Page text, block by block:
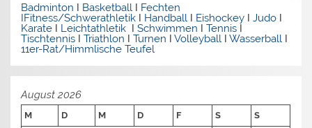
Badminton Basketball
Fechten
Fitness/Schwerathletik Handball Eishockey IJudo
Karate
Leichtathletik ISchwimmen ITennis
Tischtennis
ITriathlon ITurnen IVolleyball IWasserball
11er-Rat/Himmlische Teufel
August 2026
M D M D F S S